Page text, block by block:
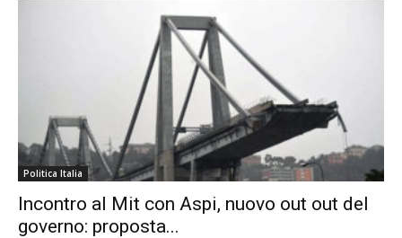
Politica Italia
Incontro al Mit con Aspi, nuovo out out del
governo: proposta...